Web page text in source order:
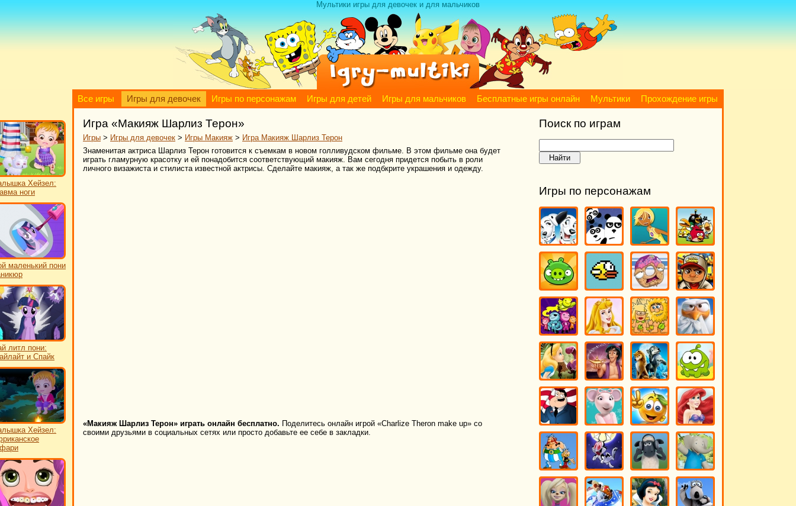
Мультики игры для девочек и для мальчиков
Все игры Игры для девочек Игры по персонажам Игры для детей Игры для мальчиков Бесплатные игры онлайн Мультики Прохождение игры
Хейзел:
ноги
маленький пони
литл пони:
и Спайк
Хейзел:
Игра «Макияж Шарлиз Терон»
Игры > Игры для девочек > Игры Макияж > Игра Макияж Шарлиз Терон
Знаменитая актриса Шарлиз Терон готовится к съемкам в новом голливудском фильме. В этом фильме она будет
играть гламурную красотку и ей понадобится соответствующий макияж. Вам сегодня придется побыть в роли
личного визажиста и стилиста известной актрисы. Сделайте макияж, а так же подбкрите украшения и одежду.
«Макияж Шарлиз Терон» играть онлайн бесплатно. Поделитесь онлайн игрой «Charlize Theron make up» со
своими друзьями в социальных сетях или просто добавьте ее себе в закладки.
Поиск по играм
Игры по персонажам